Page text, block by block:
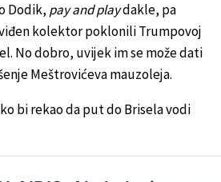
Dodik, pay and playdakle, pa
kolektor poklonili Trumpovoj
No dobro, uvijek im se može dati
Meštrovićeva mauzoleja.
bi rekao da put do Brisela vodi